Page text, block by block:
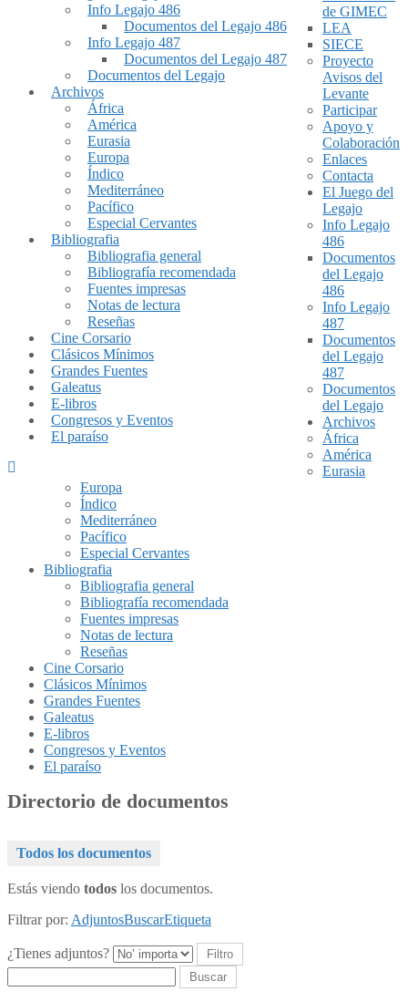
Info Legajo 486
Documentos del Legajo 486
Info Legajo 487
Documentos del Legajo 487
Documentos del Legajo
Archivos
África
América
Eurasia
Europa
Índico
Mediterráneo
Pacífico
Especial Cervantes
Bibliografia
Bibliografia general
Bibliografía recomendada
Fuentes impresas
Notas de lectura
Reseñas
Cine Corsario
Clásicos Mínimos
Grandes Fuentes
Galeatus
E-libros
Congresos y Eventos
El paraíso
de GIMEC
LEA
SIECE
Proyecto
Avisos del
Levante
Participar
Apoyo y
Colaboración
Enlaces
Contacta
El Juego del
Legajo
Info Legajo
486
Documentos
del Legajo
486
Info Legajo
487
Documentos
del Legajo
487
Documentos
del Legajo
Archivos
África
América
Eurasia
Europa
Índico
Mediterráneo
Pacífico
Especial Cervantes
Bibliografia
Bibliografia general
Bibliografía recomendada
Fuentes impresas
Notas de lectura
Reseñas
Cine Corsario
Clásicos Mínimos
Grandes Fuentes
Galeatus
E-libros
Congresos y Eventos
El paraíso
Directorio de documentos
Todos los documentos
Estás viendo todos los documentos.
Filtrar por: AdjuntosBuscarEtiqueta
¿Tienes adjuntos?
Buscar